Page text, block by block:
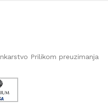
Prilikom preuzimanja